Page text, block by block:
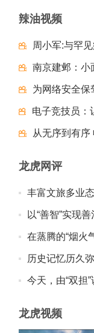
辣油视频
周小军:与罕
南京建邺：小
为网络安全保
士
电子竞技员：
梦夺冠
从无序到有
龙虎网评
丰富文旅多业
以“善智”实现
在蒸腾的“烟火
历史记忆历久
今天，由“双
龙虎视频